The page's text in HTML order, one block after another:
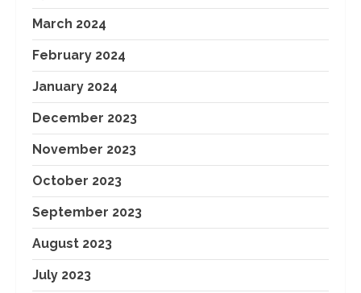
March 2024
February 2024
January 2024
December 2023
November 2023
October 2023
September 2023
August 2023
July 2023